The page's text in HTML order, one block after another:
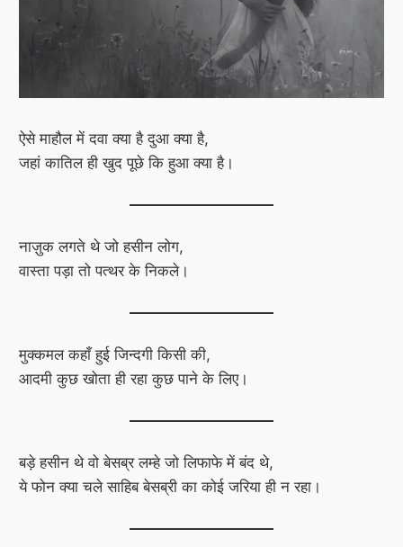
ऐसे माहौल में दवा क्या है दुआ क्या है,
जहां कातिल ही खुद पूछे कि हुआ क्या है।
नाज़ुक लगते थे जो हसीन लोग,
वास्ता पड़ा तो पत्थर के निकले।
मुक्कमल कहाँ हुई जिन्दगी किसी की,
आदमी कुछ खोता ही रहा कुछ पाने के लिए।
बड़े हसीन थे वो बेसब्र लम्हे जो लिफाफे में बंद थे,
ये फोन क्या चले साहिब बेसब्री का कोई जरिया ही न रहा।